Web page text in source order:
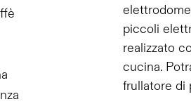
piccoli
realizzato
cucina.
frullatore di